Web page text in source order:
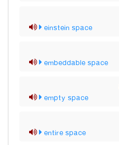
einstein space
embeddable space
empty space
entire space